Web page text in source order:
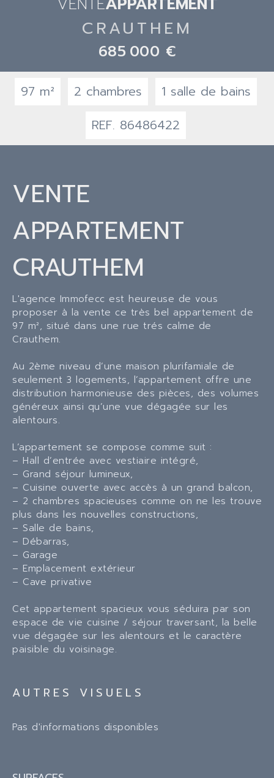
CRAUTHEM
685 000 €
97 m² 2 chambres
1 salle de bains
REF. 86486422
VENTE
APPARTEMENT
CRAUTHEM
L'agence Immofecc est heureuse de vous
proposer à la vente ce très bel appartement de
97 m², situé dans une rue trés calme de
Crauthem.
Au 2ème niveau d’une maison plurifamiale de
seulement 3 logements, l’appartement offre une
distribution harmonieuse des pièces, des volumes
généreux ainsi qu’une vue dégagée sur les
alentours.
L’appartement se compose comme suit :
– Hall d’entrée avec vestiaire intégré,
– Grand séjour lumineux,
– Cuisine ouverte avec accès à un grand balcon,
– 2 chambres spacieuses comme on ne les trouve
plus dans les nouvelles constructions,
– Salle de bains,
– Débarras,
– Garage
– Emplacement extérieur
– Cave privative
Cet appartement spacieux vous séduira par son
espace de vie cuisine / séjour traversant, la belle
vue dégagée sur les alentours et le caractère
paisible du voisinage.
AUTRES VISUELS
Pas d'informations disponibles